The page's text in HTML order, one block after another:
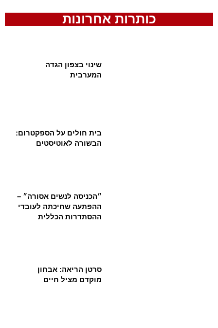
כותרות אחרונות
שינוי בצפון הגדה
המערבית
בית חולים על הספקטרום:
הבשורה לאוטיסטים
״הכניסה לנשים אסורה״ –
ההפתעה שחיכתה לעובדי
ההסתדרות הכללית
סרטן הריאה: אבחון
מוקדם מציל חיים